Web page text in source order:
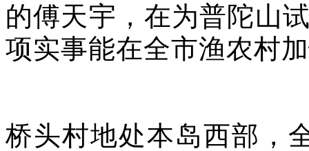
的傅天宇，在为普陀山
项实事能在全市渔农村
桥头村地处本岛西部，